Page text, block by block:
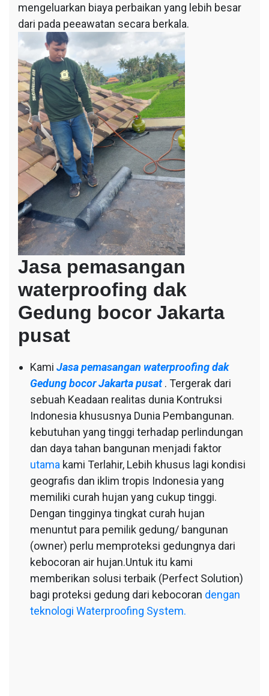
mengeluarkan biaya perbaikan yang lebih besar
dari pada peeawatan secara berkala.
Jasa pemasangan
waterproofing dak
Gedung bocor Jakarta
pusat
Kami Jasa pemasangan waterproofing dak
Gedung bocor Jakarta pusat. Tergerak dari
sebuah Keadaan realitas dunia Kontruksi
Indonesia khususnya Dunia Pembangunan.
kebutuhan yang tinggi terhadap perlindungan
dan daya tahan bangunan menjadi faktor
utama kami Terlahir, Lebih khusus lagi kondisi
geografis dan iklim tropis Indonesia yang
memiliki curah hujan yang cukup tinggi.
Dengan tingginya tingkat curah hujan
menuntut para pemilik gedung/ bangunan
(owner) perlu memproteksi gedungnya dari
kebocoran air hujan.Untuk itu kami
memberikan solusi terbaik (Perfect Solution)
bagi proteksi gedung dari kebocoran dengan
teknologi Waterproofing System.